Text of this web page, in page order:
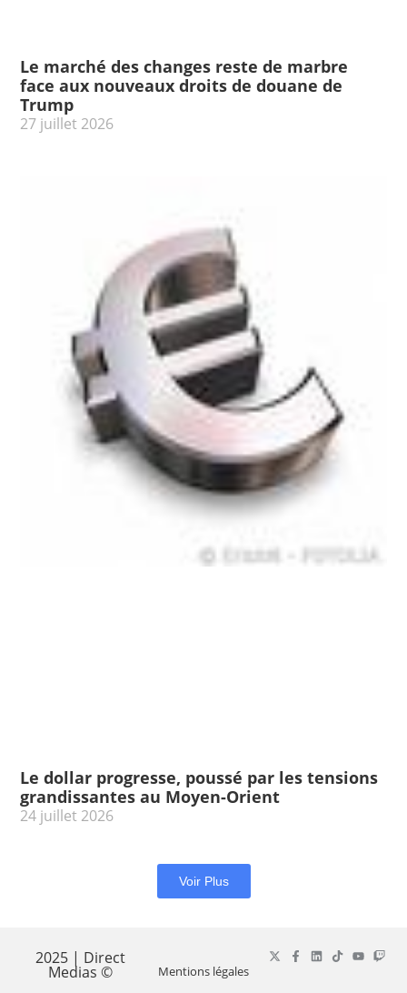
Le marché des changes reste de marbre
face aux nouveaux droits de douane de
Trump
27 juillet 2026
Le dollar progresse, poussé par les tensions
grandissantes au Moyen-Orient
24 juillet 2026
Voir Plus
2025 | Direct
Medias © Mentions légales